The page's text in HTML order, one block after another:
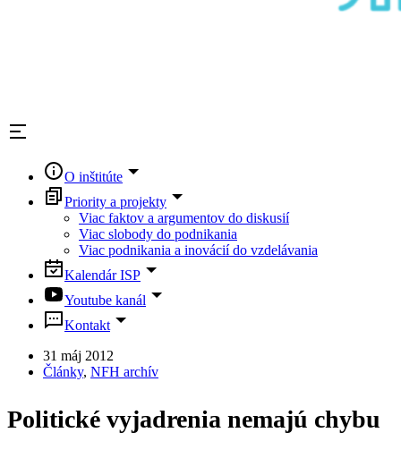
O inštitúte
Priority a projekty
Viac faktov a argumentov do diskusií
Viac slobody do podnikania
Viac podnikania a inovácií do vzdelávania
Kalendár ISP
Youtube kanál
Kontakt
31 máj 2012
Články, NFH archív
Politické vyjadrenia nemajú chybu